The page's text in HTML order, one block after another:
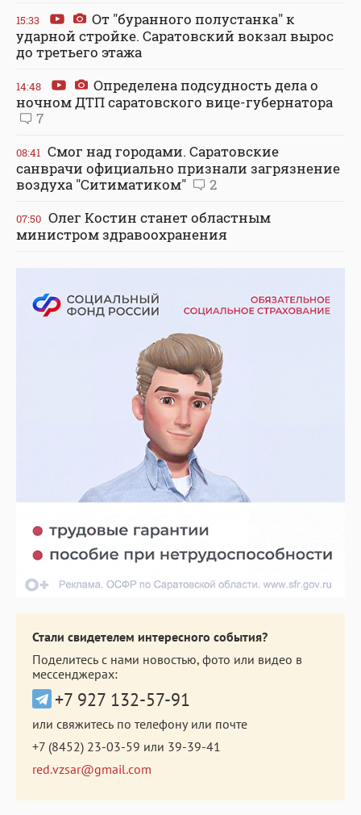
15:33
От "буранного полустанка" к
ударной стройке. Саратовский вокзал вырос
до третьего этажа
14:48
Определена подсудность дела о
ночном ДТП саратовского вице-губернатора
7
08:41 Смог над городами. Саратовские
санврачи официально признали загрязнение
воздуха "Ситиматиком"
2
07:50 Олег Костин станет областным
министром здравоохранения
Стали свидетелем интересного события?
Поделитесь с нами новостью, фото или видео в
мессенджерах:
+7 927 132-57-91
или свяжитесь по телефону или почте
+7 (8452) 23-03-59 или 39-39-41
red.vzsar@gmail.com